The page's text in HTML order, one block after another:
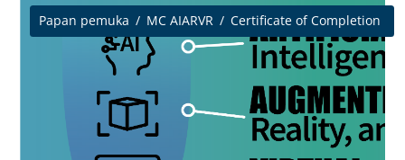
Papan pemuka MC AIARVR Certificate of Completion